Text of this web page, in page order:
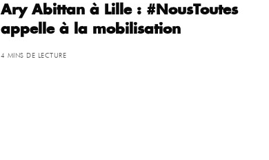
Ary Abittan à Lille : #NousToutes
appelle à la mobilisation
4 MINS DE LECTURE